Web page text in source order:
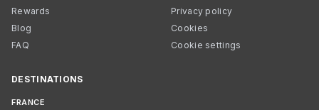
Rewards
Blog
FAQ
Privacy policy
Cookies
Cookie settings
DESTINATIONS
FRANCE